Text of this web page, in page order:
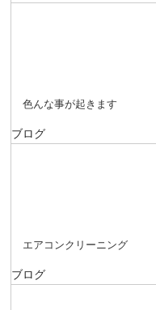
色んな事が起きます
ブログ
エアコンクリーニング
ブログ